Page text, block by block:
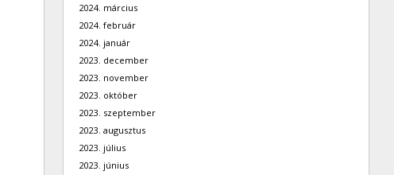
2024. március
2024. február
2024. január
2023. december
2023. november
2023. október
2023. szeptember
2023. augusztus
2023. július
2023. június